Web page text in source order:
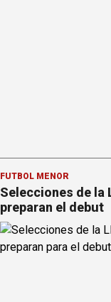
FÚTBOL MENOR
Selecciones de la
preparan el debut